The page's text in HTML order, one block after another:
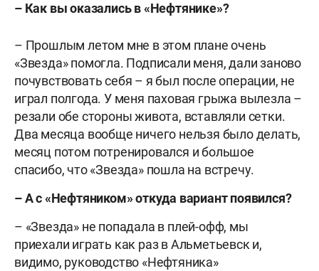
– Как вы оказались в «Нефтянике»?
– Прошлым летом мне в этом плане очень
«Звезда» помогла. Подписали меня, дали заново
почувствовать себя – я был после операции, не
играл полгода. У меня паховая грыжа вылезла –
резали обе стороны живота, вставляли сетки.
Два месяца вообще ничего нельзя было делать,
месяц потом потренировался и большое
спасибо, что «Звезда» пошла на встречу.
– А с «Нефтяником» откуда вариант появился?
– «Звезда» не попадала в плей-офф, мы
приехали играть как раз в Альметьевск и,
видимо, руководство «Нефтяника»